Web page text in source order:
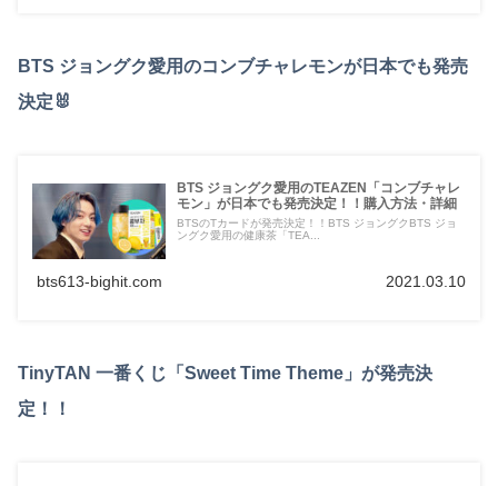
BTS ジョングク愛用のコンブチャレモンが日本でも発売
決定🐰
BTS ジョングク愛用のTEAZEN「コンブチャレ
モン」が日本でも発売決定！！購入方法・詳細
BTSのTカードが発売決定！！BTS ジョングクBTS ジョ
ングク愛用の健康茶「TEA...
bts613-bighit.com 2021.03.10
TinyTAN 一番くじ「Sweet Time Theme」が発売決
定！！